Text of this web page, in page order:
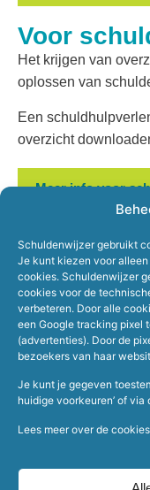
Schuldenwijzer gebruikt
Je kunt kiezen voor
cookies. Schuldenwijzer
cookies voor de
verbeteren. Door alle
een Google tracking pixel
(advertenties). Door de
bezoekers van haar
Je kunt je gegeven
huidige voorkeuren’ of
Lees meer over de
Voor
Het krijgen van
oplossen van
Een
overzicht
Meer info voor
Home
Over Schuldenwijzer
Veelgestelde vragen